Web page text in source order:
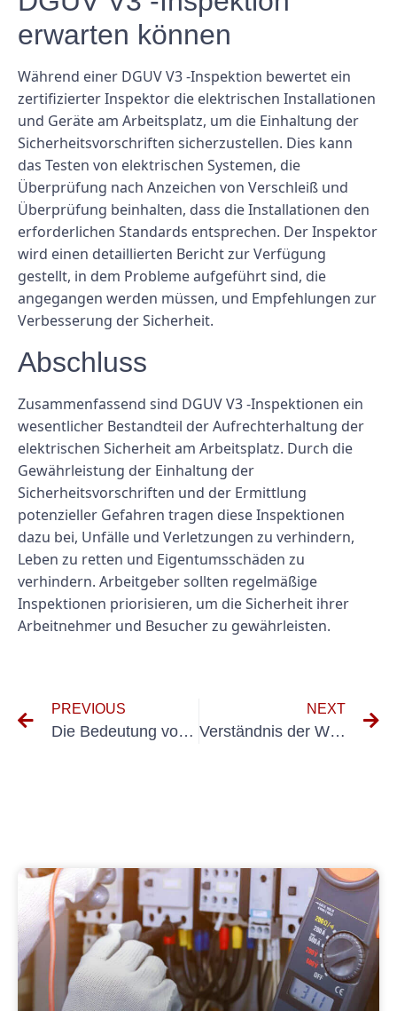
erwarten können
Während einer DGUV V3 -Inspektion bewertet ein
zertifizierter Inspektor die elektrischen Installationen
und Geräte am Arbeitsplatz, um die Einhaltung der
Sicherheitsvorschriften sicherzustellen. Dies kann
das Testen von elektrischen Systemen, die
Überprüfung nach Anzeichen von Verschleiß und
Überprüfung beinhalten, dass die Installationen den
erforderlichen Standards entsprechen. Der Inspektor
wird einen detaillierten Bericht zur Verfügung
gestellt, in dem Probleme aufgeführt sind, die
angegangen werden müssen, und Empfehlungen zur
Verbesserung der Sicherheit.
Abschluss
Zusammenfassend sind DGUV V3 -Inspektionen ein
wesentlicher Bestandteil der Aufrechterhaltung der
elektrischen Sicherheit am Arbeitsplatz. Durch die
Gewährleistung der Einhaltung der
Sicherheitsvorschriften und der Ermittlung
potenzieller Gefahren tragen diese Inspektionen
dazu bei, Unfälle und Verletzungen zu verhindern,
Leben zu retten und Eigentumsschäden zu
verhindern. Arbeitgeber sollten regelmäßige
Inspektionen priorisieren, um die Sicherheit ihrer
Arbeitnehmer und Besucher zu gewährleisten.
PREVIOUS
Die Bedeutung von mehrprotokoll für ortsverennänder liche Geräte: Sicherstellung von Sicherheit und Einhaltung
NEXT
Verständnis der Wichtigkeit von MÜFINTERVALL DGUV V3 für die Sicherheit am Arbeitsplatz